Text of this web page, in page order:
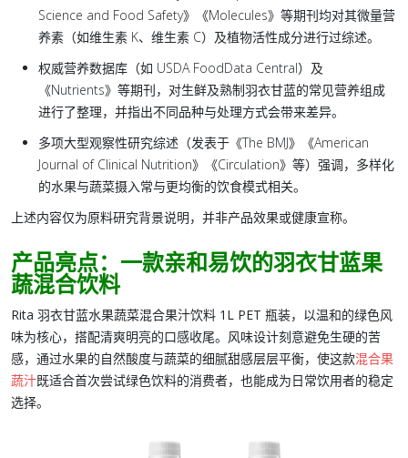
Science and Food Safety》《Molecules》等期刊均对其微量营
养素（如维生素 K、维生素 C）及植物活性成分进行过综述。
权威营养数据库（如 USDA FoodData Central）及
《Nutrients》等期刊，对生鲜及熟制羽衣甘蓝的常见营养组成
进行了整理，并指出不同品种与处理方式会带来差异。
多项大型观察性研究综述（发表于《The BMJ》《American
Journal of Clinical Nutrition》《Circulation》等）强调，多样化
的水果与蔬菜摄入常与更均衡的饮食模式相关。
上述内容仅为原料研究背景说明，并非产品效果或健康宣称。
产品亮点：一款亲和易饮的羽衣甘蓝果
蔬混合饮料
Rita 羽衣甘蓝水果蔬菜混合果汁饮料 1L PET 瓶装，以温和的绿色风
味为核心，搭配清爽明亮的口感收尾。风味设计刻意避免生硬的苦
感，通过水果的自然酸度与蔬菜的细腻甜感层层平衡，使这款混合果
蔬汁既适合首次尝试绿色饮料的消费者，也能成为日常饮用者的稳定
选择。